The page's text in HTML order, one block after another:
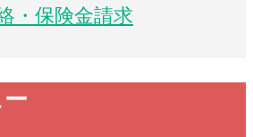
・保険金請求